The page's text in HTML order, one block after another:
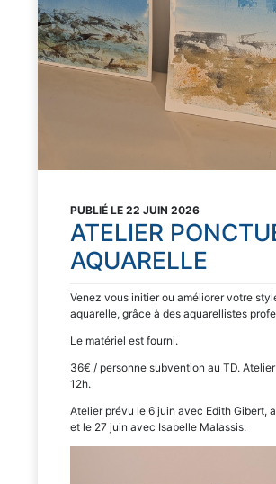
PUBLIÉ LE 22 JUIN 2026
ATELIER
AQUARELLE
Venez vous initier ou améliorer votre
aquarelle, grâce à des aquarellistes
Le matériel est fourni.
36€ / personne subvention au TD.
12h.
Atelier prévu le 6 juin avec Edith Gibert,
et le 27 juin avec Isabelle Malassis.